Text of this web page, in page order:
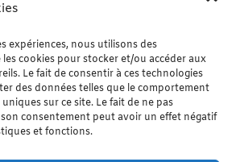
expériences, nous utilisons des
cookies pour stocker et/ou accéder aux
Le fait de consentir à ces technologies
des données telles que le comportement
sur ce site. Le fait de ne pas
consentement peut avoir un effet négatif
et fonctions.
réseaux sociaux